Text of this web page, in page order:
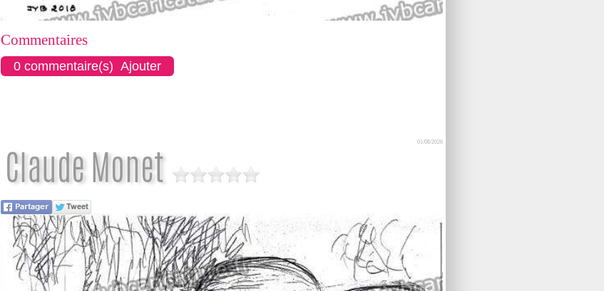
Commentaires
0 commentaire(s) Ajouter
Claude Monet
01/08/2026